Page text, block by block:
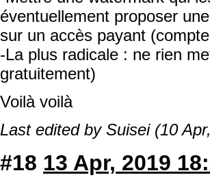
éventuellement proposer
sur un accès payant
-La plus radicale : ne rien
gratuitement)
Voilà voilà
Last edited by Suisei (10
#18 13 Apr, 2019